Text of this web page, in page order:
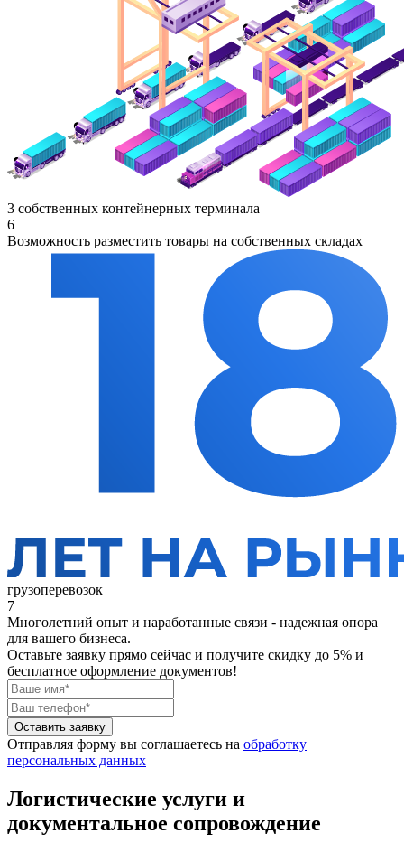
3 собственных контейнерных терминала
6
Возможность разместить товары на собственных складах
грузоперевозок
7
Многолетний опыт и наработанные связи - надежная опора
для вашего бизнеса.
Оставьте заявку прямо сейчас и получите скидку до 5% и
бесплатное оформление документов!
Оставить заявку
Отправляя форму вы соглашаетесь на обработку
персональных данных
Логистические услуги и
документальное сопровождение